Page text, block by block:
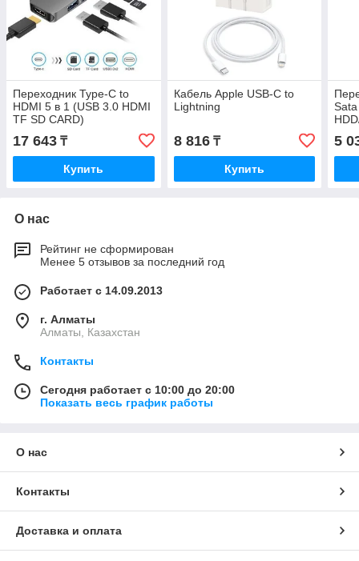
Переходник Type-C to
HDMI 5 в 1 (USB 3.0 HDMI
TF SD CARD)
17 643 ₸
Купить
Кабель Apple USB-C to
Lightning
8 816₸
Купить
5
О нас
Рейтинг не сформирован
Менее 5 отзывов за последний год
Работает с 14.09.2013
г. Алматы
Алматы, Казахстан
Контакты
Сегодня работает с 10:00 до 20:00
Показать весь график работы
О нас
Контакты
Доставка и оплата